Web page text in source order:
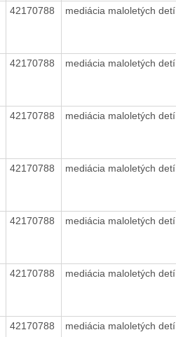
42170788 mediácia maloletých detí
42170788 mediácia maloletých detí
42170788 mediácia maloletých detí
42170788 mediácia maloletých detí
42170788 mediácia maloletých detí
42170788 mediácia maloletých detí
42170788 mediácia maloletých detí